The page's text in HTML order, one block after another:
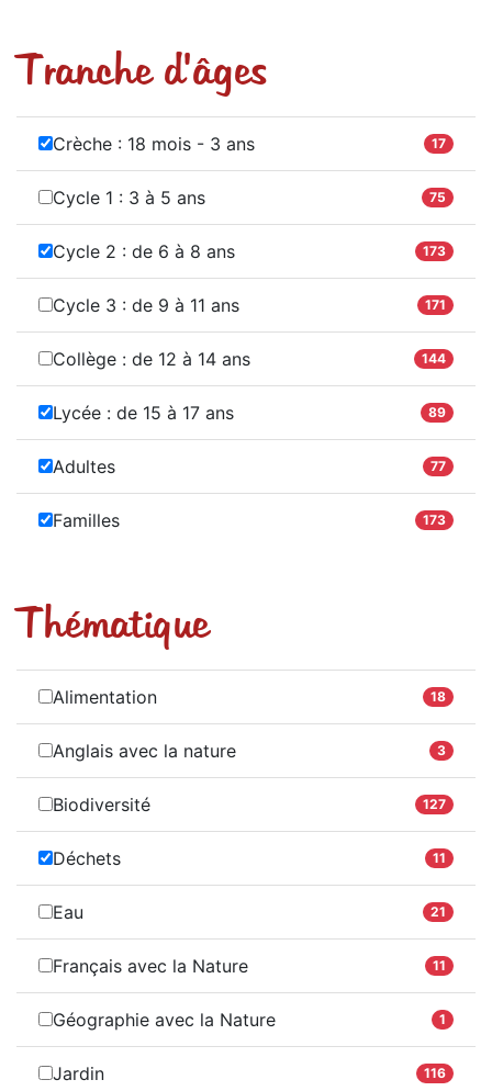
Tranche d'âges
Crèche : 18 mois - 3 ans 17
Cycle 1 : 3 à 5 ans 75
Cycle 2 : de 6 à 8 ans 173
Cycle 3 : de 9 à 11 ans 171
Collège : de 12 à 14 ans 144
Lycée : de 15 à 17 ans 89
Adultes 77
Familles 173
Thématique
Alimentation 18
Anglais avec la nature 3
Biodiversité 127
Déchets 11
Eau 21
Français avec la Nature 11
Géographie avec la Nature 1
Jardin 116